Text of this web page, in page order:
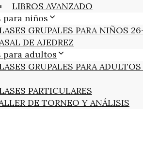
LIBROS AVANZADO
para niños
GRUPALES PARA NIÑOS
DE AJEDREZ
para adultos
GRUPALES PARA
PARTICULARES
DE TORNEO Y ANÁLISIS